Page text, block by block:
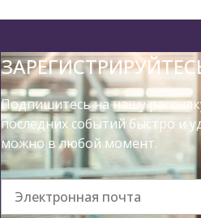
Подпишитесь на нашу
последних событий быстро и
можно в любой момент.
Электронная почта